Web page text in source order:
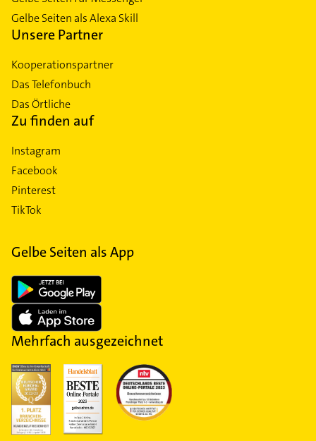
Gelbe Seiten als Alexa Skill
Unsere Partner
Kooperationspartner
Das Telefonbuch
Das Örtliche
Zu finden auf
Instagram
Facebook
Pinterest
TikTok
Gelbe Seiten als App
Mehrfach ausgezeichnet